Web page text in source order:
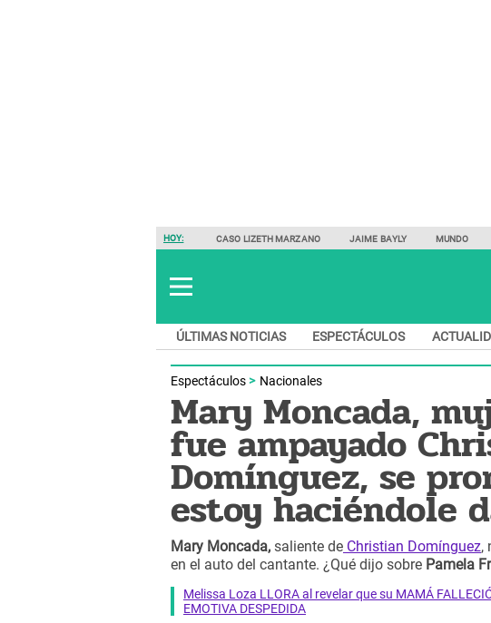
HOY: CASO LIZETH MARZANO JAIME BAYLY MUNDO
ÚLTIMAS NOTICIAS ESPECTÁCULOS
Espectáculos Nacionales
Mary Moncada,
fue ampayado
Domínguez, se
estoy haciéndole
Mary Moncada, saliente de Christian Domínguez,
en el auto del cantante. ¿Qué dijo sobre Pamela
Melissa Loza LLORA al revelar que su MAMÁ
EMOTIVA DESPEDIDA